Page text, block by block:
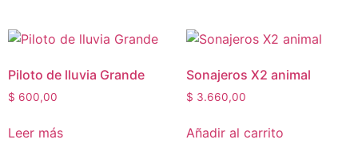
Piloto de lluvia Grande
$ 600,00
Leer más
Sonajeros X2 animal
$ 3.660,00
Añadir al carrito